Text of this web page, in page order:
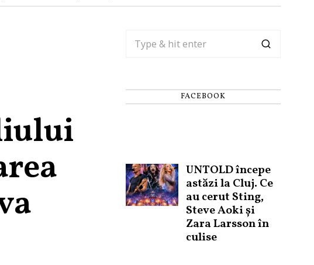
FACEBOOK
UNTOLD începe
astăzi la Cluj. Ce
au cerut Sting,
Steve Aoki și
Zara Larsson în
culise